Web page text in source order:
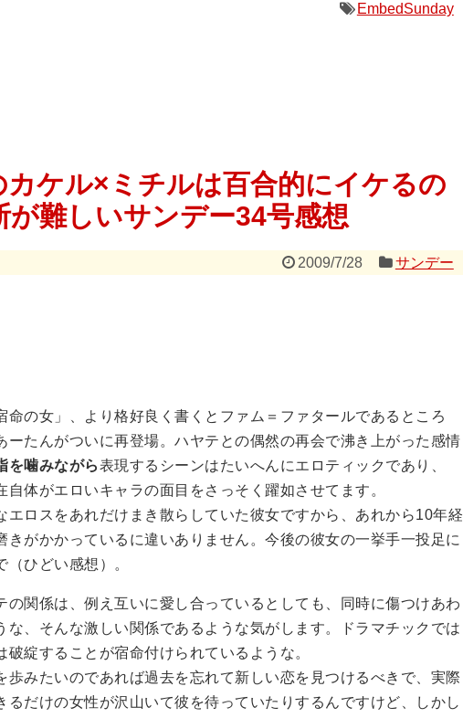
EmbedSunday
カケル×ミチルは百合的にイケるの
が難しいサンデー34号感想
2009/7/28 サンデー
の女」、より格好良く書くとファム＝ファタールであるところ
ーたんがついに再登場。ハヤテとの偶然の再会で沸き上がった感情
を噛みながら表現するシーンはたいへんにエロティックであり、
自体がエロいキャラの面目をさっそく躍如させてます。
ロスをあれだけまき散らしていた彼女ですから、あれから10年経
きがかかっているに違いありません。今後の彼女の一挙手一投足に
ひどい感想）。
関係は、例え互いに愛し合っているとしても、同時に傷つけあわ
な、そんな激しい関係であるような気がします。ドラマチックでは
破綻することが宿命付けられているような。
みたいのであれば過去を忘れて新しい恋を見つけるべきで、実際
るだけの女性が沢山いて彼を待っていたりするんですけど、しかし